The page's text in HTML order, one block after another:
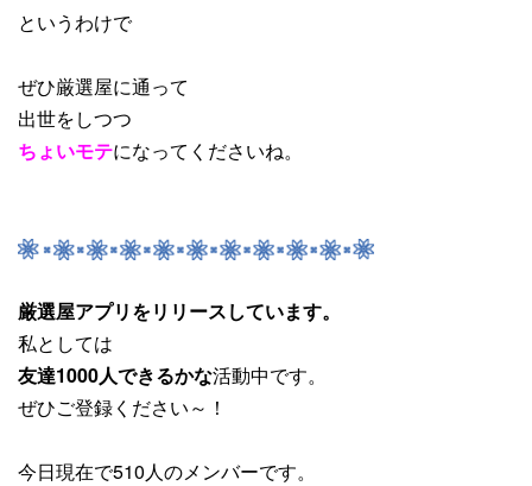
というわけで
ぜひ厳選屋に通って
出世をしつつ
ちょいモテになってくださいね。
厳選屋アプリをリリースしています。
私としては
友達1000人できるかな活動中です。
ぜひご登録ください～！
今日現在で510人のメンバーです。